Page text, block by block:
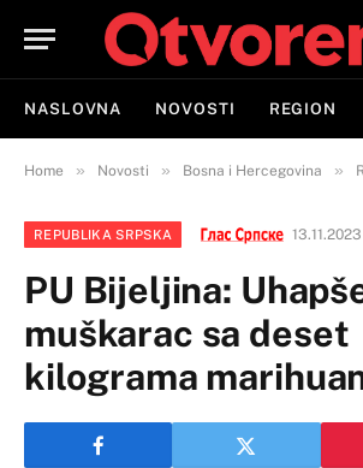
NASLOVNA NOVOSTI REGION
Home » Novosti » Bosna i Hercegovina »
REPUBLIKA SRPSKA 13.11.2023
PU Bijeljina:
muškarac sa deset
kilograma